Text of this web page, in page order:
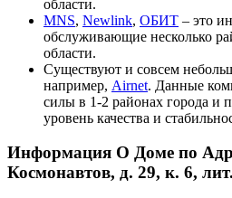
области.
MNS, Newlink, ОБИТ – это
обслуживающие несколько
области.
Существуют и совсем
например, Airnet. Данные
силы в 1-2 районах города и
уровень качества и
Информация О Доме по
Космонавтов, д. 29, к. 6,